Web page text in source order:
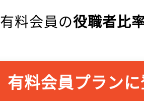
有料会員の役職者比
有料会員プラン